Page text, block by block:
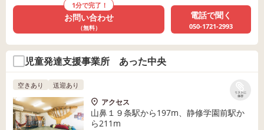
1分で完了！
お問い合わせ
（無料）
電話で聞く
050-1721-2993
児童発達支援事業所 あった中央
リストに
保存
空きあり 送迎あり
アクセス
山鼻１９条駅から197m、静修学園前駅か
ら211m